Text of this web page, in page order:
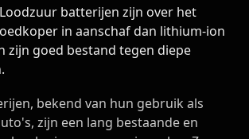
batterijen zijn over het
in aanschaf dan lithium-ion
zijn goed bestand tegen diepe
bekend van hun gebruik als
zijn een lang bestaande en